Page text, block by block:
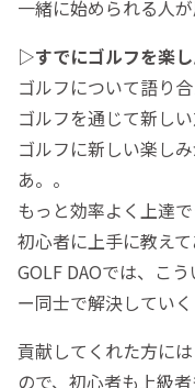
一緒に始められる人
▷すでにゴルフを楽
ゴルフについて語り
ゴルフを通じて新し
ゴルフに新しい楽し
あ。。
もっと効率よく上達
初心者に上手に教え
GOLF DAOでは、こ
ー同士で解決してい
貢献してくれた方に
ので、初心者も上級